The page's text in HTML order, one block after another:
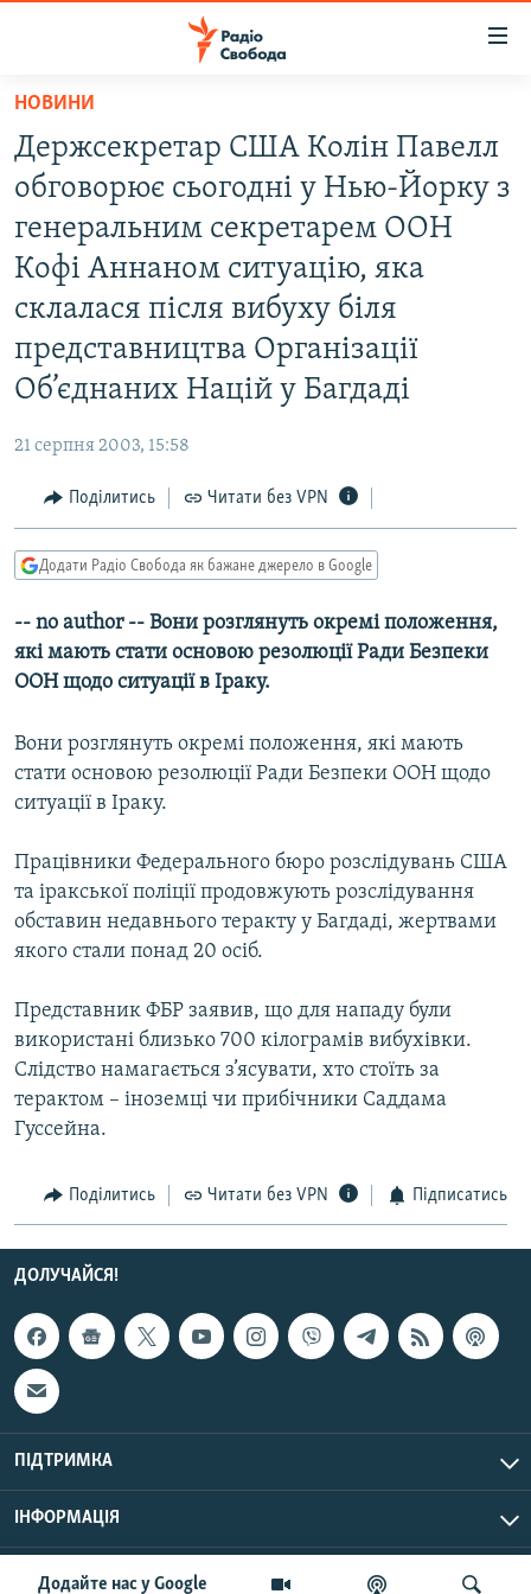
Перейти
основного
матеріалу
до
основної
навігації
до
пошуку
ВСЕ ЗА ДОБУ
ПОЛІТИКА
СУСПІЛЬСТВО
КУЛЬТУРА
СВІТ
ВІЙНА
РОСІЙСЬКА «ФІЛЬТРАЦІЯ»
ДОНБАС.РЕАЛІЇ
КРИМ.РЕАЛІЇ
КИТАЙ.ВИКЛИКИ
МУЛЬТИМЕДІА
СПЕЦПРОЄКТИ
ПОДКАСТИ
КРИМ РЕАЛІЇ
РУС
УКР
КТАТ
ДОЛУЧАЙСЯ!
Усі сайти RFE/RL
Додайте нас у Google
НОВИНИ
Держсекретар США Колін Павелл
обговорює сьогодні у Нью-Йорку з
генеральним секретарем ООН
Кофі Аннаном ситуацію, яка
склалася після вибуху біля
представництва Організації
Об’єднаних Націй у Багдаді
21 серпня 2003, 15:58
Поділитись Читати без VPN
Додати Радіо Свобода як бажане джерело в Google
-- no author -- Вони розглянуть окремі положення,
які мають стати основою резолюції Ради Безпеки
ООН щодо ситуації в Іраку.
Вони розглянуть окремі положення, які мають
стати основою резолюції Ради Безпеки ООН щодо
ситуації в Іраку.
Працівники Федерального бюро розслідувань США
та іракської поліції продовжують розслідування
обставин недавнього теракту у Багдаді, жертвами
якого стали понад 20 осіб.
Представник ФБР заявив, що для нападу були
використані близько 700 кілограмів вибухівки.
Слідство намагається з’ясувати, хто стоїть за
терактом – іноземці чи прибічники Саддама
Гуссейна.
Поділитись Читати без VPN Підписатись
ДОЛУЧАЙСЯ!
ПІДТРИМКА
ІНФОРМАЦІЯ
© Радіо Свобода, 2026 | Усі права застережено.
UTC+3